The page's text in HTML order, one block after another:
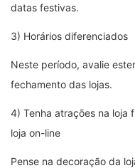
datas festivas.
3) Horários diferenciados
Neste período, avalie
fechamento das lojas.
4) Tenha atrações na loja
loja on-line
Pense na decoração da